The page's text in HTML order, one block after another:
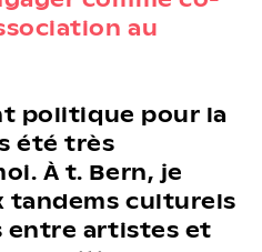
au
politique pour la
été très
À t. Bern, je
tandems culturels
entre artistes et